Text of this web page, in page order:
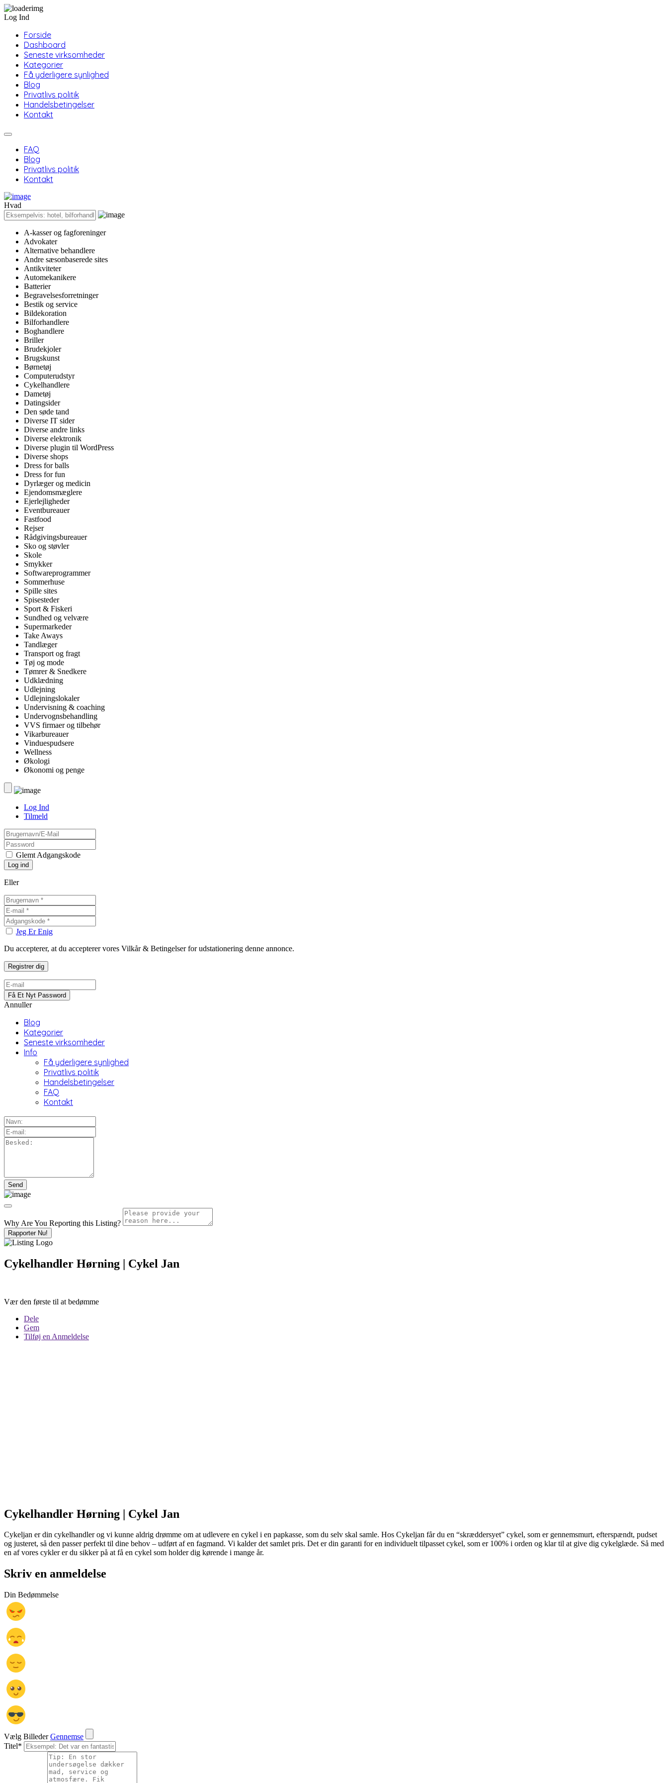
Log Ind
Forside
Dashboard
Seneste virksomheder
Kategorier
Få yderligere synlighed
Blog
Privatlivs politik
Handelsbetingelser
Kontakt
FAQ
Blog
Privatlivs politik
Kontakt
Hvad
A-kasser og fagforeninger
Advokater
Alternative behandlere
Andre sæsonbaserede sites
Antikviteter
Automekanikere
Batterier
Begravelsesforretninger
Bestik og service
Bildekoration
Bilforhandlere
Boghandlere
Briller
Brudekjoler
Brugskunst
Børnetøj
Computerudstyr
Cykelhandlere
Dametøj
Datingsider
Den søde tand
Diverse IT sider
Diverse andre links
Diverse elektronik
Diverse plugin til WordPress
Diverse shops
Dress for balls
Dress for fun
Dyrlæger og medicin
Ejendomsmæglere
Ejerlejligheder
Eventbureauer
Fastfood
Rejser
Rådgivingsbureauer
Sko og støvler
Skole
Smykker
Softwareprogrammer
Sommerhuse
Spille sites
Spisesteder
Sport & Fiskeri
Sundhed og velvære
Supermarkeder
Take Aways
Tandlæger
Transport og fragt
Tøj og mode
Tømrer & Snedkere
Udklædning
Udlejning
Udlejningslokaler
Undervisning & coaching
Undervognsbehandling
VVS firmaer og tilbehør
Vikarbureauer
Vinduespudsere
Wellness
Økologi
Økonomi og penge
Log Ind
Tilmeld
Glemt Adgangskode
Eller
Jeg Er Enig
Du accepterer, at du accepterer vores Vilkår & Betingelser for udstationering denne annonce.
Annuller
Blog
Kategorier
Seneste virksomheder
Info
Få yderligere synlighed
Privatlivs politik
Handelsbetingelser
FAQ
Kontakt
Why Are You Reporting this Listing?
Rapporter Nu!
Cykelhandler Hørning | Cykel Jan
Vær den første til at bedømme
Dele
Gem
Tilføj en Anmeldelse
Cykelhandler Hørning | Cykel Jan
Cykeljan er din cykelhandler og vi kunne aldrig drømme om at udlevere en cykel i en papkasse, som du selv skal samle. Hos Cykeljan får du en “skræddersyet” cykel, som er gennemsmurt, efterspændt, pudset
og justeret, så den passer perfekt til dine behov – udført af en fagmand. Vi kalder det samlet pris. Det er din garanti for en individuelt tilpasset cykel, som er 100% i orden og klar til at give dig cykelglæde. Så med
en af vores cykler er du sikker på at få en cykel som holder dig kørende i mange år.
Skriv en anmeldelse
Din Bedømmelse
Vælg Billeder Gennemse
Titel*